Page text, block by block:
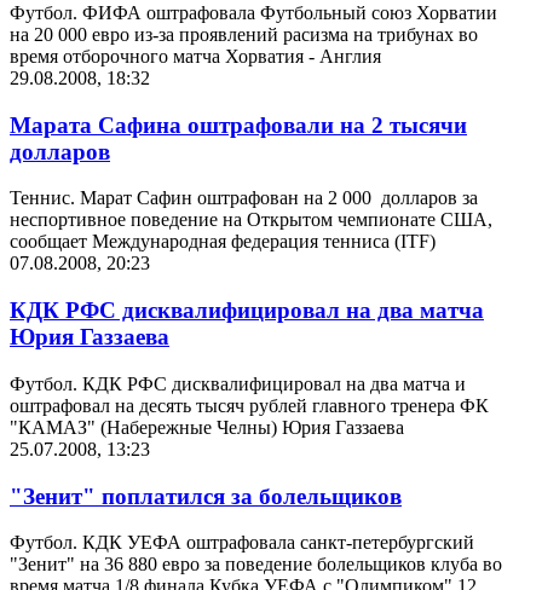
Футбол. ФИФА оштрафовала Футбольный союз Хорватии
на 20 000 евро из-за проявлений расизма на трибунах во
время отборочного матча Хорватия - Англия
29.08.2008, 18:32
Марата Сафина оштрафовали на 2 тысячи
долларов
Теннис. Марат Сафин оштрафован на 2 000 долларов за
неспортивное поведение на Открытом чемпионате США,
сообщает Международная федерация тенниса (ITF)
07.08.2008, 20:23
КДК РФС дисквалифицировал на два матча
Юрия Газзаева
Футбол. КДК РФС дисквалифицировал на два матча и
оштрафовал на десять тысяч рублей главного тренера ФК
"КАМАЗ" (Набережные Челны) Юрия Газзаева
25.07.2008, 13:23
"Зенит" поплатился за болельщиков
Футбол. КДК УЕФА оштрафовала санкт-петербургский
"Зенит" на 36 880 евро за поведение болельщиков клуба во